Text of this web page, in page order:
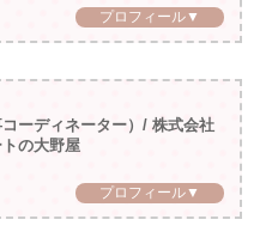
プロフィール▼
ーディネーター）/ 株式会社
の大野屋
プロフィール▼